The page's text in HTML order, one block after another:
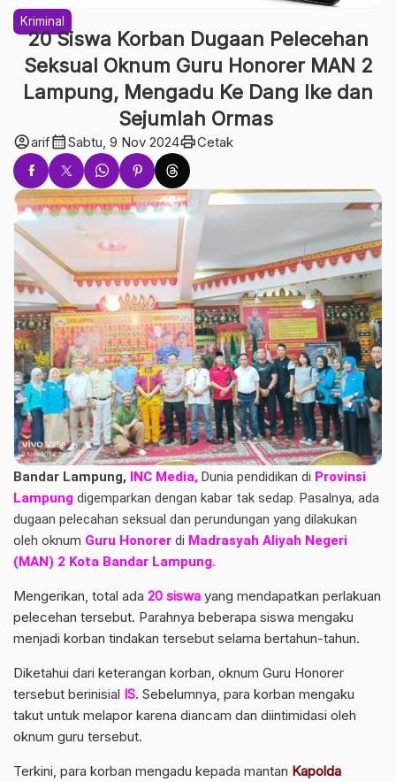
Kriminal
20 Siswa Korban Dugaan Pelecehan
Seksual Oknum Guru Honorer MAN 2
Lampung, Mengadu Ke Dang Ike dan
Sejumlah Ormas
account_circlearifcalendar_monthSabtu, 9 Nov 2024printCetak
Bandar Lampung, INC Media, Dunia pendidikan di Provinsi
Lampung digemparkan dengan kabar tak sedap. Pasalnya, ada
dugaan pelecahan seksual dan perundungan yang dilakukan
oleh oknum Guru Honorer di Madrasyah Aliyah Negeri
(MAN) 2 Kota Bandar Lampung.
Mengerikan, total ada 20 siswa yang mendapatkan perlakuan
pelecehan tersebut. Parahnya beberapa siswa mengaku
menjadi korban tindakan tersebut selama bertahun-tahun.
Diketahui dari keterangan korban, oknum Guru Honorer
tersebut berinisial IS. Sebelumnya, para korban mengaku
takut untuk melapor karena diancam dan diintimidasi oleh
oknum guru tersebut.
Terkini, para korban mengadu kepada mantan Kapolda